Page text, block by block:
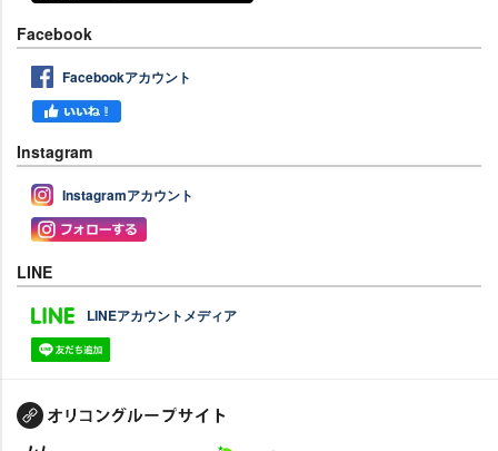
Facebook
Facebookアカウント
Instagram
Instagramアカウント
LINE
LINEアカウントメディア